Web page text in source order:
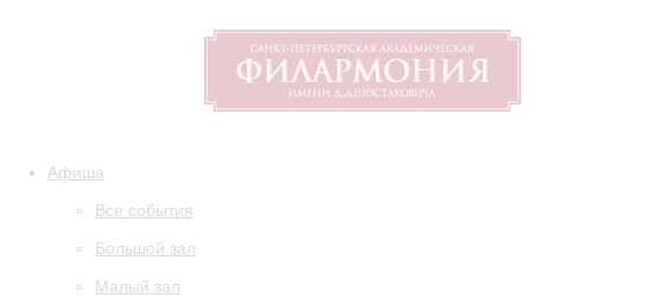
Афиша
Все события
Большой зал
Малый зал